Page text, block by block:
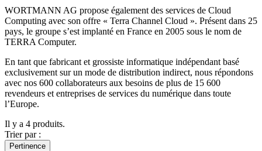
WORTMANN AG propose également des services de Cloud
Computing avec son offre « Terra Channel Cloud ». Présent dans 25
pays, le groupe s’est implanté en France en 2005 sous le nom de
TERRA Computer.
En tant que fabricant et grossiste informatique indépendant basé
exclusivement sur un mode de distribution indirect, nous répondons
avec nos 600 collaborateurs aux besoins de plus de 15 600
revendeurs et entreprises de services du numérique dans toute
l’Europe.
Il y a 4 produits.
Trier par :
Pertinence